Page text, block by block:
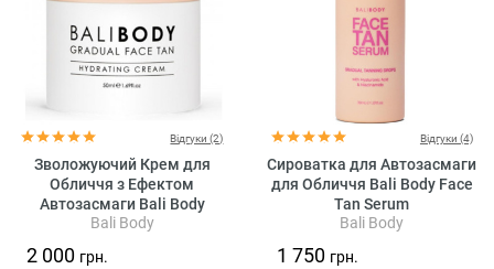
Відгуки (2)
Зволожуючий Крем для
Обличчя з Ефектом
Автозасмаги Bali Body
Gradual Face Tan
Bali Body
2 000 грн.
Відгуки (4)
Сироватка для Автозасмаги
для Обличчя Bali Body Face
Tan Serum
Bali Body
1 750 грн.